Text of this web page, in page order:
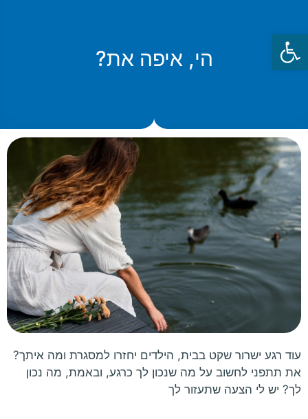
פתח סרגל נגישות
הי, איפה את?
עוד רגע ישרור שקט בבית, הילדים יחזרו למסגרת ומה איתך?
את תתפני לחשוב על מה שנכון לך כרגע, ובאמת, מה נכון
לך? יש לי הצעה שתעזור לך